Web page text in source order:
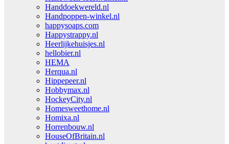
Handdoekwereld.nl
Handpoppen-winkel.nl
happysoaps.com
Happystrappy.nl
Heerlijkehuisjes.nl
hellobier.nl
HEMA
Herqua.nl
Hippepeer.nl
Hobbymax.nl
HockeyCity.nl
Homesweethome.nl
Homixa.nl
Horrenbouw.nl
HouseOfBritain.nl